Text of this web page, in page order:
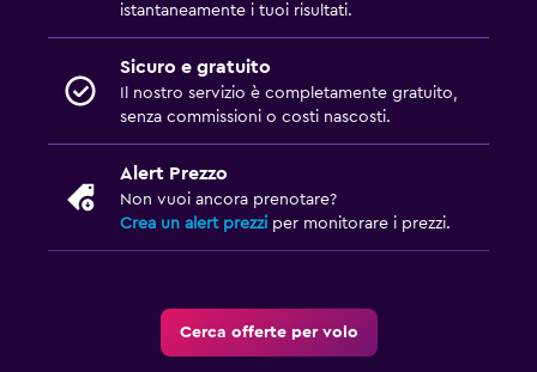
istantaneamente i tuoi risultati.
Sicuro e gratuito
Il nostro servizio è completamente gratuito,
senza commissioni o costi nascosti.
Alert Prezzo
Non vuoi ancora prenotare?
Crea un alert prezzi per monitorare i prezzi.
Cerca offerte per volo